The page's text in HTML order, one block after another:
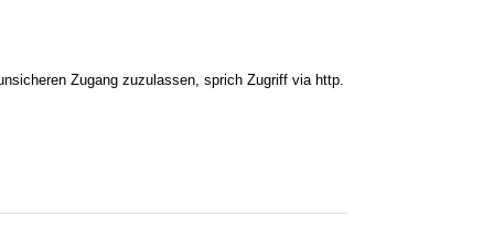
Zugang zuzulassen, sprich Zugriff via http.